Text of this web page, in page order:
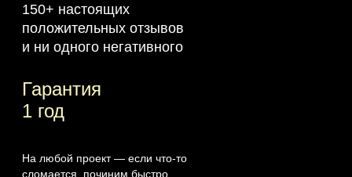
150+ настоящих
положительных отзывов
и ни одного негативного
Гарантия
1 год
На любой проект — если что‑то
сломается, починим быстро